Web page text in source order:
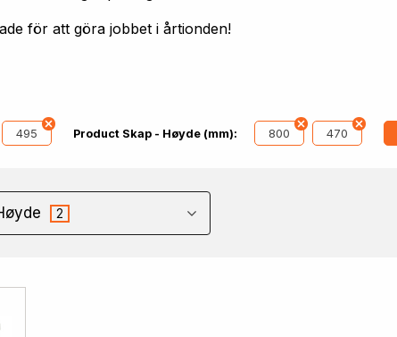
för att göra jobbet i årtionden!
495 Product Skap - Høyde (mm): 800 470
2